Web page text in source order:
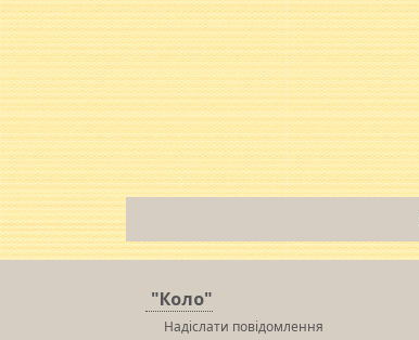
"Коло"
Надіслати повідомлення